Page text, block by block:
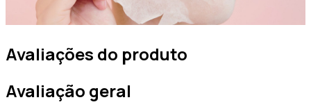
Avaliações do produto
Avaliação geral